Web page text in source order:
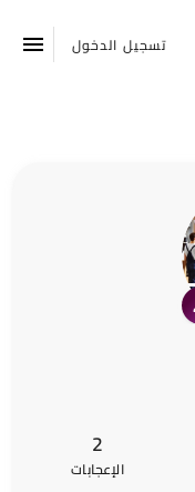
تسجيل الدخول
2
الإعجابات